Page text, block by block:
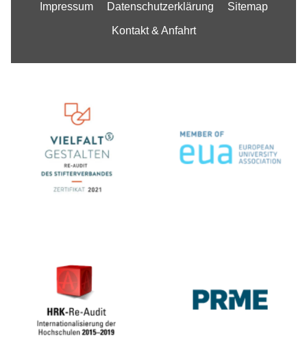
Impressum Datenschutzerklärung Sitemap
Kontakt & Anfahrt